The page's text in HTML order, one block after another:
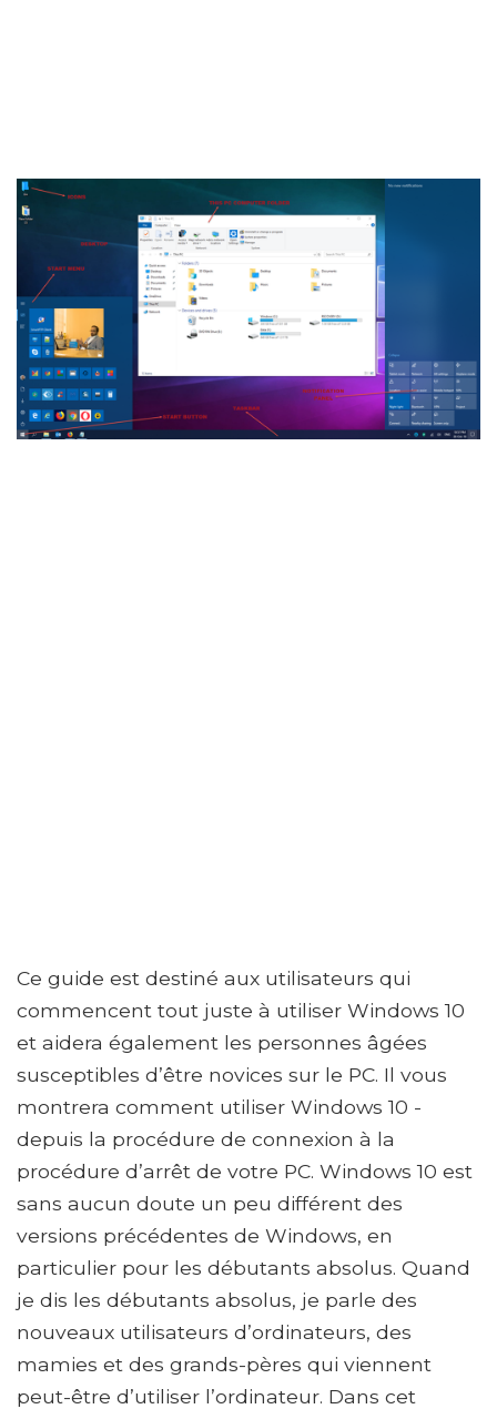
Ce guide est destiné aux utilisateurs qui
commencent tout juste à utiliser Windows 10
et aidera également les personnes âgées
susceptibles d’être novices sur le PC. Il vous
montrera comment utiliser Windows 10 -
depuis la procédure de connexion à la
procédure d’arrêt de votre PC. Windows 10 est
sans aucun doute un peu différent des
versions précédentes de Windows, en
particulier pour les débutants absolus. Quand
je dis les débutants absolus, je parle des
nouveaux utilisateurs d’ordinateurs, des
mamies et des grands-pères qui viennent
peut-être d’utiliser l’ordinateur. Dans cet